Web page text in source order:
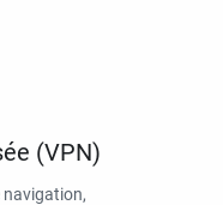
(VPN)
navigation,